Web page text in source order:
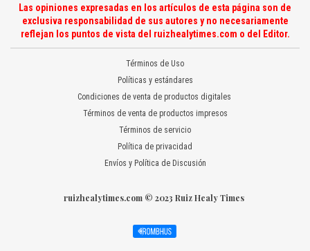
Las opiniones expresadas en los artículos de esta página son de
exclusiva responsabilidad de sus autores y no necesariamente
reflejan los puntos de vista del ruizhealytimes.com o del Editor.
Términos de Uso
Políticas y estándares
Condiciones de venta de productos digitales
Términos de venta de productos impresos
Términos de servicio
Política de privacidad
Envíos y Política de Discusión
ruizhealytimes.com © 2023 Ruiz Healy Times